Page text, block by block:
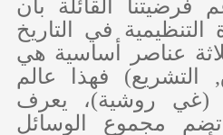
فرضيتنا القائلة بأن
في التاريخ
عناصر أساسية هي
التشريع) فهذا عالم
(غي روشية)، يعرف
تضم مجموع الوسائل